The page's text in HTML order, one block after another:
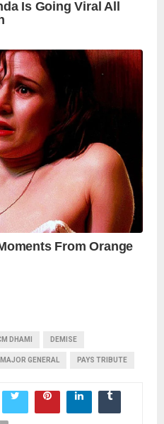
DHAMI DEMISE
MAJOR GENERAL PAYS TRIBUTE